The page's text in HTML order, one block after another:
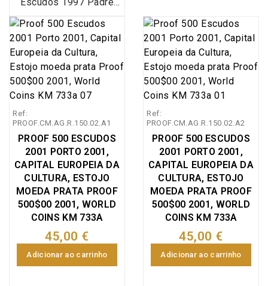
do século XVII em
termos de política e
oratória, destacou-se
como missionário em
terras brasileiras.
António Vieira, Estojo
com moeda prata Proof
500$00 1997
comemorativa do III
Centenário da Morte do
Padre António Vieira
1697-1997, Emissão
especial da Imprensa
Moeda (INCM), World
Coins Portugal
KM#701a (Silver
Proof). António Vieira
nasceu em Lisboa, Sé, 6
de fevereiro de 1608 e
morreu em Salvador, 18
de julho de 1697, mais
conhecido como Padre
comemorativa da
transferência da
administração
portuguesa do território
de Macau para a
República Popular da
da Imprensa Nacional
Casa da Moeda (INCM),
World Coins Portugal
KM#723a (Silver
Proof). Desde 20 de
dezembro de 1999
Macau é uma das
regiões administrativas
especiais da Republica
Popular da China, sendo
Ref:
PROOF.CM.AG.R.150.02.A1
PROOF 500 ESCUDOS
2001 PORTO 2001,
CAPITAL EUROPEIA DA
CULTURA, ESTOJO
MOEDA PRATA PROOF
500$00 2001, WORLD
COINS KM 733A
45,00 €
Adicionar ao carrinho
Ref:
PROOF.CM.AG.R.150.02.A2
PROOF 500 ESCUDOS
2001 PORTO 2001,
CAPITAL EUROPEIA DA
CULTURA, ESTOJO
MOEDA PRATA PROOF
500$00 2001, WORLD
COINS KM 733A
45,00 €
Adicionar ao carrinho